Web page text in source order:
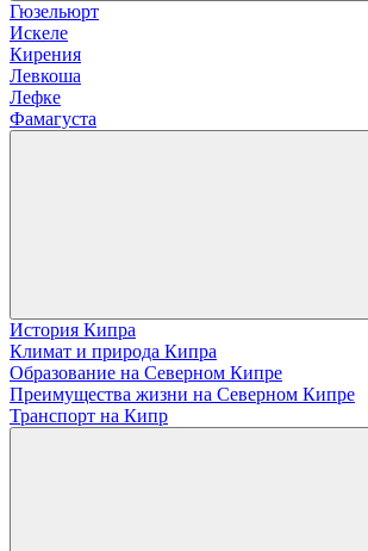
Гюзельюрт
Искеле
Кирения
Левкоша
Лефке
Фамагуста
История Кипра
Климат и природа Кипра
Образование на Северном Кипре
Преимущества жизни на Северном Кипре
Транспорт на Кипр